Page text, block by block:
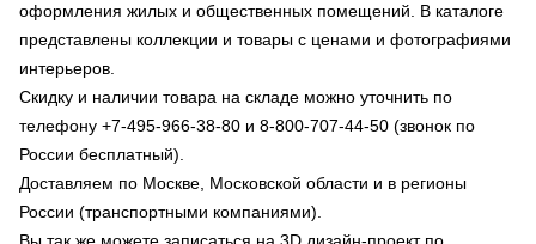
оформления жилых и общественных помещений. В каталоге
представлены коллекции и товары с ценами и фотографиями
интерьеров.
Скидку и наличии товара на складе можно уточнить по
телефону +7-495-966-38-80 и 8-800-707-44-50 (звонок по
России бесплатный).
Доставляем по Москве, Московской области и в регионы
России (транспортными компаниями).